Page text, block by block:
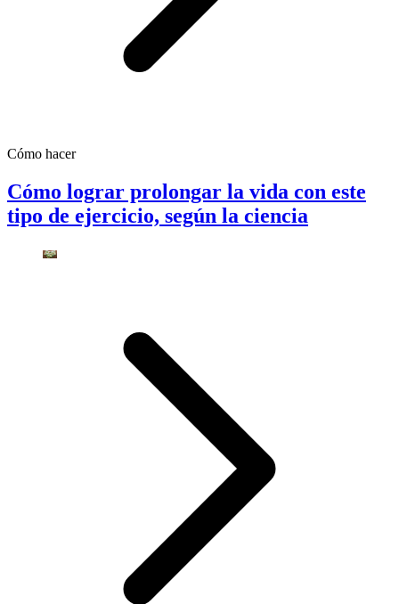
Cómo hacer
Cómo lograr prolongar la vida con este
tipo de ejercicio, según la ciencia